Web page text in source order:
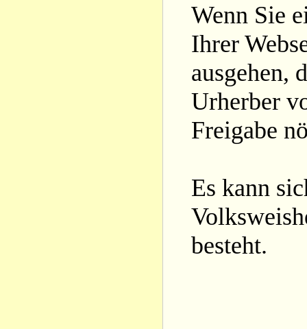
Wenn Sie
Ihrer
ausgehen,
Urherber
Freigabe
Es kann
besteht.